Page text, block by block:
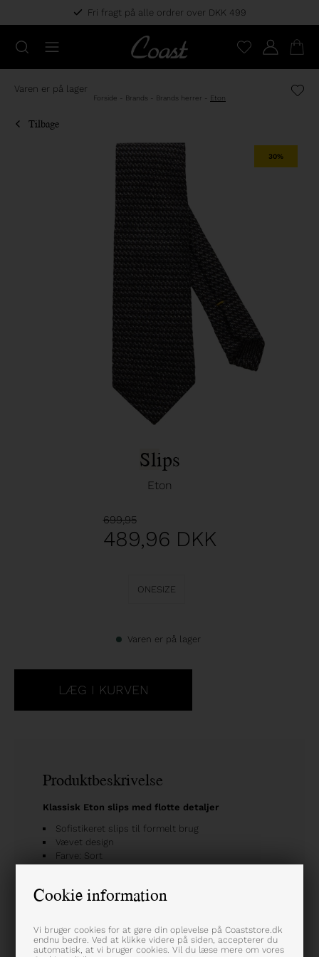
Cookie information
Vi bruger cookies for at gøre din oplevelse på Coaststore.dk
endnu bedre. Ved at klikke videre på siden, accepterer du
automatisk, at vi bruger cookies. Vil du læse mere om vores
Fri fragt på alle ordrer over DKK 499
Varen er på lager
Forside - Brands - Brands herrer - Eton
Tilbage
30%
Slips
Eton
699,95
489,96 DKK
ONESIZE
Varen er på lager
Produktbeskrivelse
Klassisk Eton slips med flotte detaljer
Sofistikeret slips til formelt brug
Vævet design
Farve: Sort